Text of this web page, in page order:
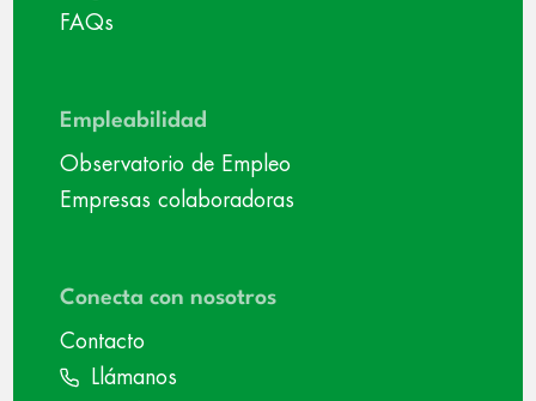
FAQs
Empleabilidad
Observatorio de Empleo
Empresas colaboradoras
Conecta con nosotros
Contacto
Llámanos